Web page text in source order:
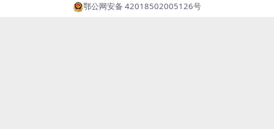
鄂公网安备 42018502005126号